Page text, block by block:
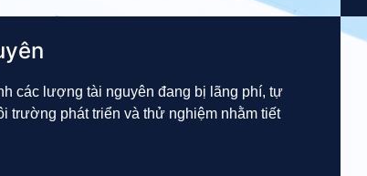
các lượng tài nguyên đang bị lãng phí, tự
trường phát triển và thử nghiệm nhằm tiết